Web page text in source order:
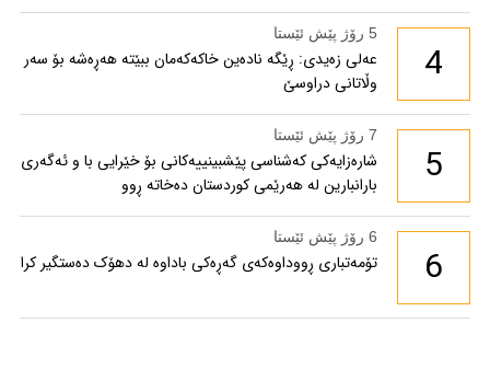
4
5 رۆژ پێش ئێستا
عەلی زەیدی: ڕێگە نادەین خاکەکەمان ببێتە هەڕەشە بۆ سەر
وڵاتانی دراوسێ
5
7 رۆژ پێش ئێستا
شارەزایەکی کەشناسی پێشبینییەکانی بۆ خێرایی با و ئەگەری
بارانبارین لە هەرێمی کوردستان دەخاتە ڕوو
6
6 رۆژ پێش ئێستا
تۆمەتباری ڕووداوەکەی گەڕەکی باداوە لە دهۆک دەستگیر کرا